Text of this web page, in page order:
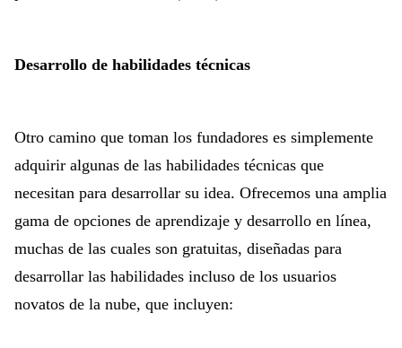
Desarrollo de habilidades técnicas
Otro camino que toman los fundadores es simplemente
adquirir algunas de las habilidades técnicas que
necesitan para desarrollar su idea. Ofrecemos una amplia
gama de opciones de aprendizaje y desarrollo en línea,
muchas de las cuales son gratuitas, diseñadas para
desarrollar las habilidades incluso de los usuarios
novatos de la nube, que incluyen: